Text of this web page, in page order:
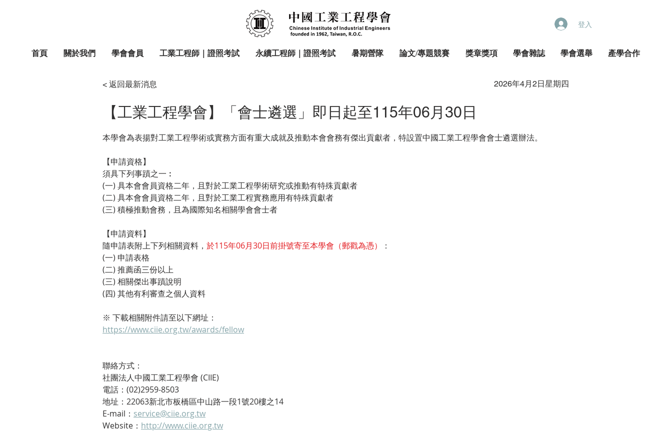
登入
首頁 關於我們 學會會員 工業工程師｜證照考試 永續工程師｜證照考試 暑期營隊 論文/專題競賽 獎章獎項 學會雜誌 學會選舉 產學合作
< 返回最新消息 2026年4月2日星期四
【工業工程學會】「會士遴選」即日起至115年06月30日
本學會為表揚對工業工程學術或實務方面有重大成就及推動本會會務有傑出貢獻者，特設置中國工業工程學會會士遴選辦法。
【申請資格】
須具下列事蹟之一︰
(一) 具本會會員資格二年，且對於工業工程學術研究或推動有特殊貢獻者
(二) 具本會會員資格二年，且對於工業工程實務應用有特殊貢獻者
(三) 積極推動會務，且為國際知名相關學會會士者
【申請資料】
隨申請表附上下列相關資料， 於115年06月30日前掛號寄至本學會（郵戳為憑）
：
(一) 申請表格
(二) 推薦函三份以上
(三) 相關傑出事蹟說明
(四) 其他有利審查之個人資料​
※ 下載相關附件請至以下網址：
https://www.ciie.org.tw/awards/fellow
聯絡方式：
社團法人中國工業工程學會 (CIIE)
電話：(02)2959-8503
地址：22063新北市板橋區中山路一段1號20樓之14
E-mail： service@ciie.org.tw
Website： http://www.ciie.org.tw